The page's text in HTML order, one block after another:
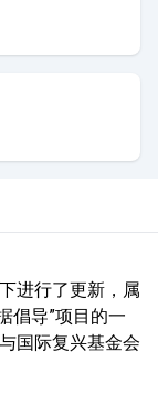
进行了更新，属
倡导”项目的一
国际复兴基金会